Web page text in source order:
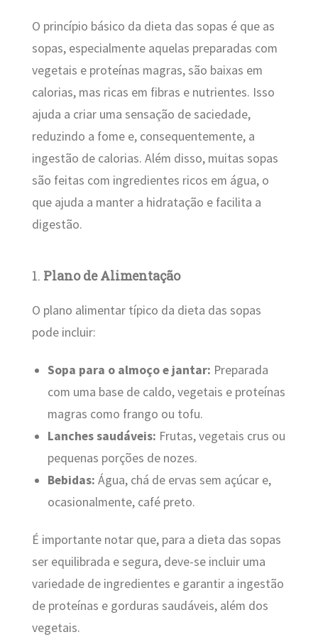
O princípio básico da dieta das sopas é que as
sopas, especialmente aquelas preparadas com
vegetais e proteínas magras, são baixas em
calorias, mas ricas em fibras e nutrientes. Isso
ajuda a criar uma sensação de saciedade,
reduzindo a fome e, consequentemente, a
ingestão de calorias. Além disso, muitas sopas
são feitas com ingredientes ricos em água, o
que ajuda a manter a hidratação e facilita a
digestão.
1. Plano de Alimentação
O plano alimentar típico da dieta das sopas
pode incluir:
Sopa para o almoço e jantar: Preparada
com uma base de caldo, vegetais e proteínas
magras como frango ou tofu.
Lanches saudáveis: Frutas, vegetais crus ou
pequenas porções de nozes.
Bebidas: Água, chá de ervas sem açúcar e,
ocasionalmente, café preto.
É importante notar que, para a dieta das sopas
ser equilibrada e segura, deve-se incluir uma
variedade de ingredientes e garantir a ingestão
de proteínas e gorduras saudáveis, além dos
vegetais.